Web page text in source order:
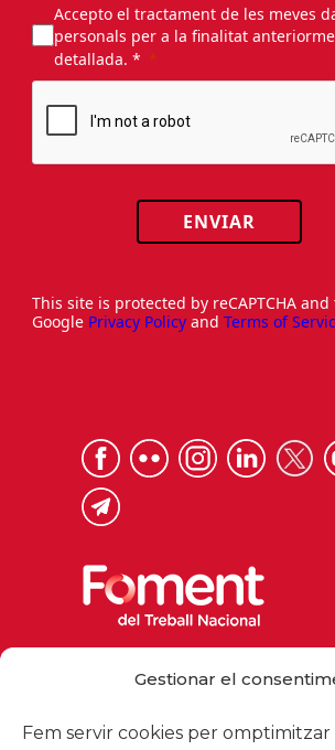
Gestionar el
Fem servir cookies per
Accepto el tractament de les meves
personals per a la finalitat
detallada. *
ENVIAR
This site is protected by reCAPTCHA and
Google Privacy Policy and Terms of
foment@foment.com